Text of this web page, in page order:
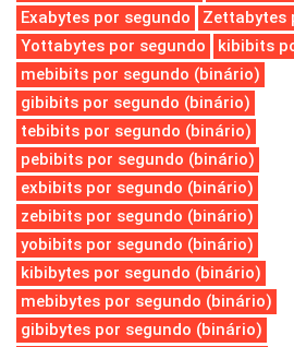
Exabytes por segundo
Zettabytes
Yottabytes por segundo
kibibits
mebibits por segundo (binário)
gibibits por segundo (binário)
tebibits por segundo (binário)
pebibits por segundo (binário)
exbibits por segundo (binário)
zebibits por segundo (binário)
yobibits por segundo (binário)
kibibytes por segundo (binário)
mebibytes por segundo (binário)
gibibytes por segundo (binário)